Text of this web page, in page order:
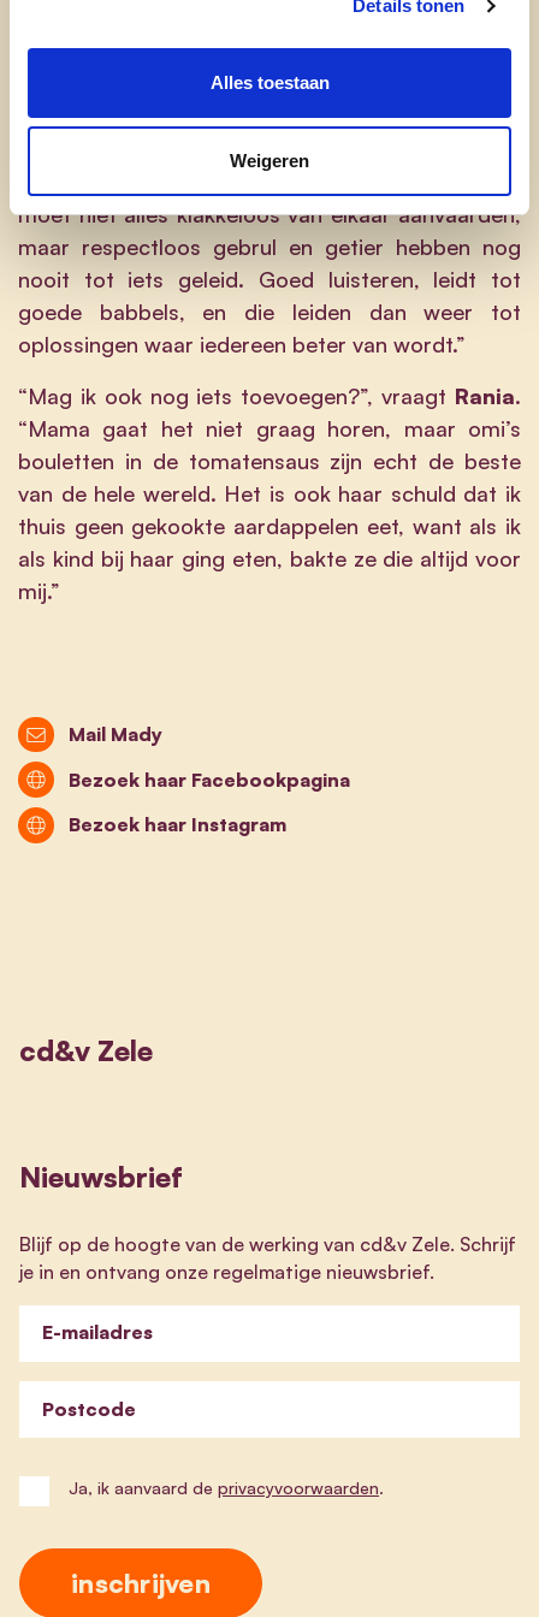
Details tonen
Alles toestaan
Weigeren
Jennybeaamt dat: “Voor Mady is samenwerking
essentieel, in de buurt, als ondernemer, in een
moet niet alles klakkeloos van elkaar aanvaarden,
maar respectloos gebrul en getier hebben nog
nooit tot iets geleid. Goed luisteren, leidt tot
goede babbels, en die leiden dan weer tot
oplossingen waar iedereen beter van wordt.”
“Mag ik ook nog iets toevoegen?”, vraagt Rania.
“Mama gaat het niet graag horen, maar omi’s
bouletten in de tomatensaus zijn echt de beste
van de hele wereld. Het is ook haar schuld dat ik
thuis geen gekookte aardappelen eet, want als ik
als kind bij haar ging eten, bakte ze die altijd voor
mij.”
Mail Mady
Bezoek haar Facebookpagina
Bezoek haar Instagram
cd&v Zele
Nieuwsbrief
Blijf op de hoogte van de werking van cd&v Zele. Schrijf
je in en ontvang onze regelmatige nieuwsbrief.
E-mailadres
Postcode
Ja, ik aanvaard de privacyvoorwaarden.